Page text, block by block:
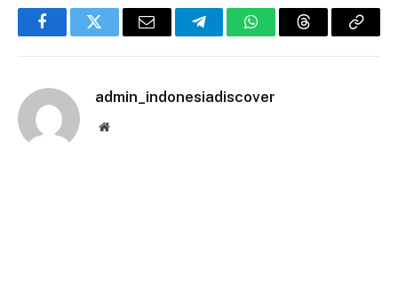
FacebookTwitter Email TelegramWhatsAppThreadsCopy
admin_indonesiadiscover
Website